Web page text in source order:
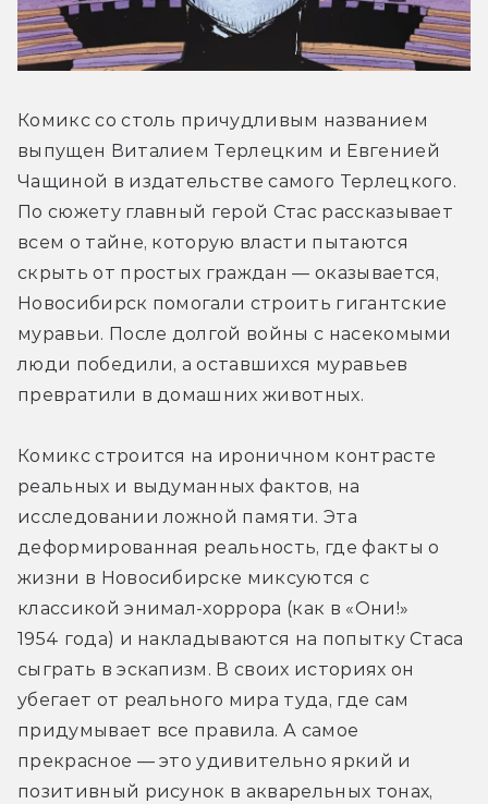
Комикс со столь причудливым названием
выпущен Виталием Терлецким и Евгенией
Чащиной в издательстве самого Терлецкого.
По сюжету главный герой Стас рассказывает
всем о тайне, которую власти пытаются
скрыть от простых граждан — оказывается,
Новосибирск помогали строить гигантские
муравьи. После долгой войны с насекомыми
люди победили, а оставшихся муравьев
превратили в домашних животных.
Комикс строится на ироничном контрасте
реальных и выдуманных фактов, на
исследовании ложной памяти. Эта
деформированная реальность, где факты о
жизни в Новосибирске миксуются с
классикой энимал-хоррора (как в «Они!»
1954 года) и накладываются на попытку Стаса
сыграть в эскапизм. В своих историях он
убегает от реального мира туда, где сам
придумывает все правила. А самое
прекрасное — это удивительно яркий и
позитивный рисунок в акварельных тонах,